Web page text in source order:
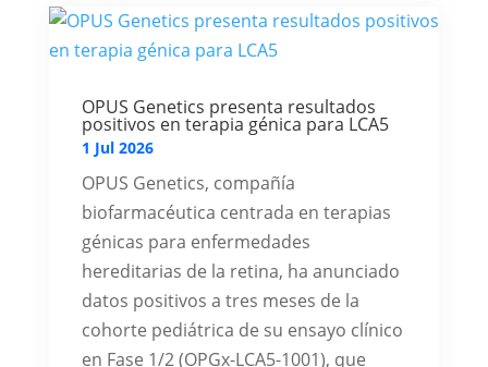
OPUS Genetics presenta resultados
positivos en terapia génica para LCA5
1 Jul 2026
OPUS Genetics, compañía
biofarmacéutica centrada en terapias
génicas para enfermedades
hereditarias de la retina, ha anunciado
datos positivos a tres meses de la
cohorte pediátrica de su ensayo clínico
en Fase 1/2 (OPGx-LCA5-1001), que